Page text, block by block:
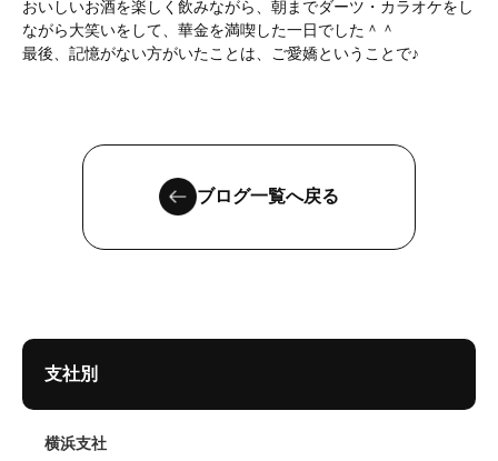
おいしいお酒を楽しく飲みながら、朝までダーツ・カラオケをし
ながら大笑いをして、華金を満喫した一日でした＾＾
最後、記憶がない方がいたことは、ご愛嬌ということで♪
ブログ一覧へ戻る
支社別
横浜支社